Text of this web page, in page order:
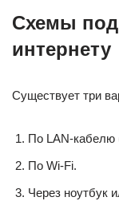
Схемы
интернету
Существует три
По LAN-кабелю
По Wi-Fi.
Через ноутбук